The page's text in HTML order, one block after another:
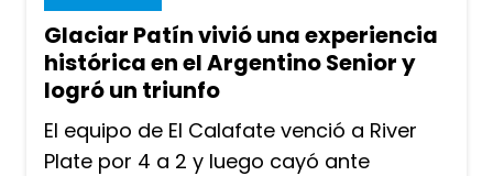
Glaciar Patín vivió una experiencia
histórica en el Argentino Senior y
logró un triunfo
El equipo de El Calafate venció a River
Plate por 4 a 2 y luego cayó ante